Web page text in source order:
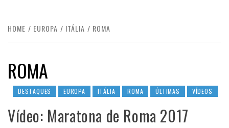
HOME EUROPA ITÁLIA ROMA
ROMA
DESTAQUES EUROPA ITÁLIA ROMA ÚLTIMAS VÍDEOS
Vídeo: Maratona de Roma 2017